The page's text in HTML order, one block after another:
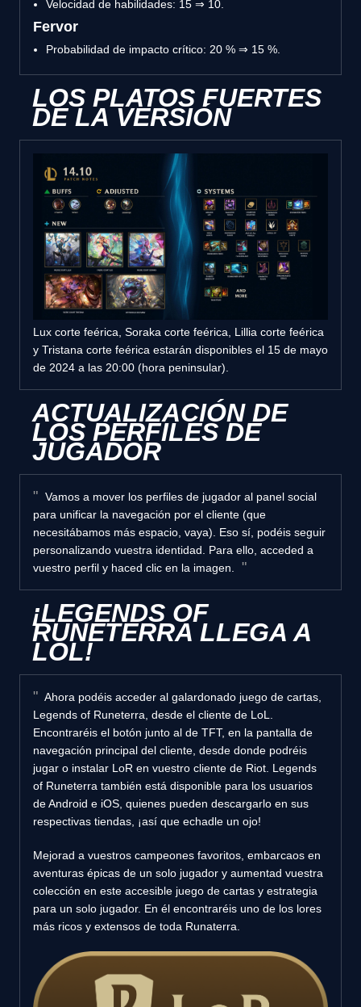
Velocidad de habilidades: 15 ⇒ 10.
Fervor
Probabilidad de impacto crítico: 20 % ⇒ 15 %.
LOS PLATOS FUERTES
DE LA VERSIÓN
Lux corte feérica, Soraka corte feérica, Lillia corte feérica
y Tristana corte feérica estarán disponibles el 15 de mayo
de 2024 a las 20:00 (hora peninsular).
ACTUALIZACIÓN DE
LOS PERFILES DE
JUGADOR
Vamos a mover los perfiles de jugador al panel social
para unificar la navegación por el cliente (que
necesitábamos más espacio, vaya). Eso sí, podéis seguir
personalizando vuestra identidad. Para ello, acceded a
vuestro perfil y haced clic en la imagen.
¡LEGENDS OF
RUNETERRA LLEGA A
LOL!
Ahora podéis acceder al galardonado juego de cartas,
Legends of Runeterra, desde el cliente de LoL.
Encontraréis el botón junto al de TFT, en la pantalla de
navegación principal del cliente, desde donde podréis
jugar o instalar LoR en vuestro cliente de Riot. Legends
of Runeterra también está disponible para los usuarios
de Android e iOS, quienes pueden descargarlo en sus
respectivas tiendas, ¡así que echadle un ojo!
Mejorad a vuestros campeones favoritos, embarcaos en
aventuras épicas de un solo jugador y aumentad vuestra
colección en este accesible juego de cartas y estrategia
para un solo jugador. En él encontraréis uno de los lores
más ricos y extensos de toda Runaterra.